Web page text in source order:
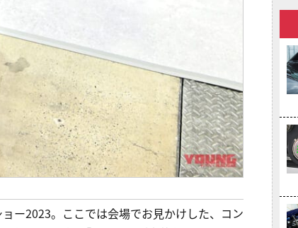
ー2023。ここでは会場でお見かけした、コン